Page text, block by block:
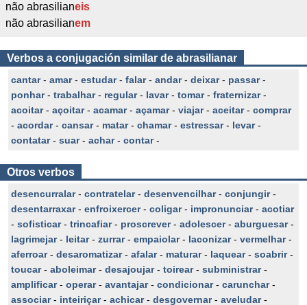
não abrasilianeis
não abrasilianem
Verbos a conjugación similar de abrasilianar
cantar- amar- estudar- falar- andar- deixar- passar-
ponhar- trabalhar- regular- lavar- tomar- fraternizar-
acoitar- açoitar- acamar- açamar- viajar- aceitar- comprar
- acordar- cansar- matar- chamar- estressar- levar-
contatar- suar- achar- contar-
Otros verbos
desencurralar- contratelar- desenvencilhar- conjungir-
desentarraxar- enfroixercer- coligar- impronunciar- acotiar
- sofisticar- trincafiar- proscrever- adolescer- aburguesar-
lagrimejar- leitar- zurrar- empaiolar- laconizar- vermelhar-
aferroar- desaromatizar- afalar- maturar- laquear- soabrir-
toucar- aboleimar- desajoujar- toirear- subministrar-
amplificar- operar- avantajar- condicionar- carunchar-
associar- inteiriçar- achicar- desgovernar- aveludar-